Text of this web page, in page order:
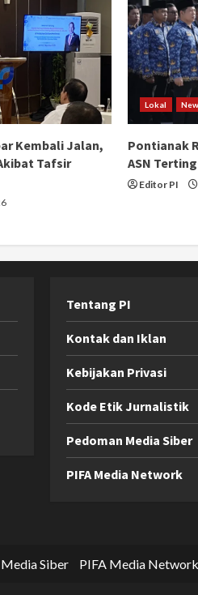
Kembali Jalan,
Tafsir
Lokal
Pontianak
ASN
Editor PI
Tentang PI
Kontak dan Iklan
Kebijakan Privasi
Kode Etik Jurnalistik
Pedoman Media Siber
PIFA Media Network
Siber PIFA Media Network